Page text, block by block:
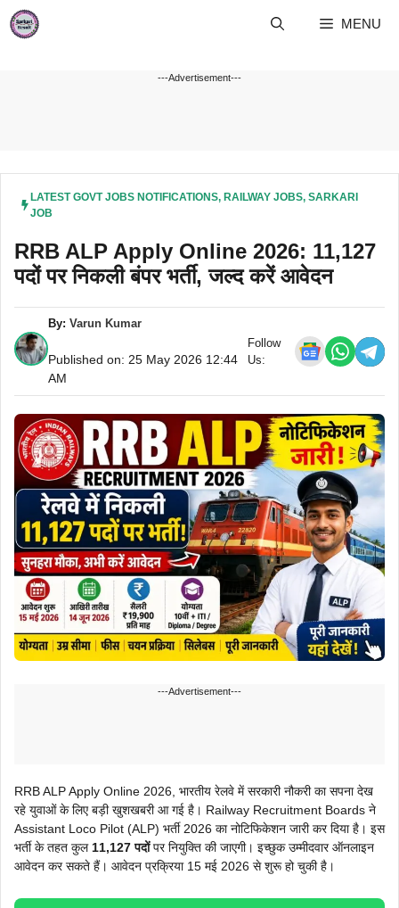
Skip
MENU
---Advertisement---
LATEST GOVT JOBS NOTIFICATIONS, RAILWAY JOBS, SARKARI
JOB
RRB ALP Apply Online 2026: 11,127
पदों पर निकली बंपर भर्ती, जल्द करें आवेदन
By: Varun Kumar
Published on: 25 May 2026 12:44
AM
Follow
Us:
---Advertisement---
RRB ALP Apply Online 2026, भारतीय रेलवे में सरकारी नौकरी का सपना देख
रहे युवाओं के लिए बड़ी खुशखबरी आ गई है। Railway Recruitment Boards ने
Assistant Loco Pilot (ALP) भर्ती 2026 का नोटिफिकेशन जारी कर दिया है। इस
भर्ती के तहत कुल11,127 पदोंपर नियुक्ति की जाएगी। इच्छुक उम्मीदवार ऑनलाइन
आवेदन कर सकते हैं। आवेदन प्रक्रिया 15 मई 2026 से शुरू हो चुकी है।